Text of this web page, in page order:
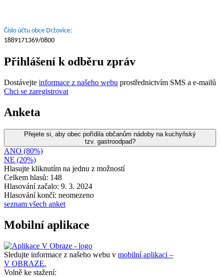
Číslo účtu obce Držovice:
1889171369/0800
Přihlášení k odběru zpráv
Dostávejte informace z našeho webu prostřednictvím SMS a e-mailů
Chci se zaregistrovat
Anketa
Přejete si, aby obec pořídila občanům nádoby na kuchyňský
tzv. gastroodpad?
ANO (80%)
NE (20%)
Hlasujte kliknutím na jednu z možností
Celkem hlasů: 148
Hlasování začalo: 9. 3. 2024
Hlasování končí: neomezeno
seznam všech anket
Mobilní aplikace
Sledujte informace z našeho webu v mobilní aplikaci –
V OBRAZE.
Volně ke stažení: